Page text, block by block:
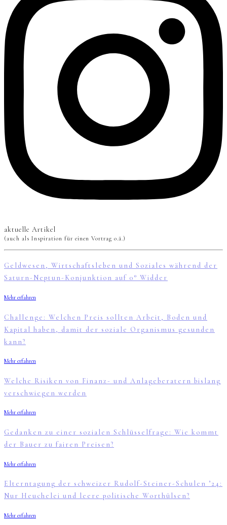
aktuelle Artikel
(auch als Inspiration für einen Vortrag o.ä.)
Geldwesen, Wirtschaftsleben und Soziales während der
Saturn-Neptun-Konjunktion auf 0° Widder
Mehr erfahren
Challenge: Welchen Preis sollten Arbeit, Boden und
Kapital haben, damit der soziale Organismus gesunden
kann?
Mehr erfahren
Welche Risiken von Finanz- und Anlageberatern bislang
verschwiegen werden
Mehr erfahren
Gedanken zu einer sozialen Schlüsselfrage: Wie kommt
der Bauer zu fairen Preisen?
Mehr erfahren
Elterntagung der schweizer Rudolf-Steiner-Schulen ’24:
Nur Heuchelei und leere politische Worthülsen?
Mehr erfahren